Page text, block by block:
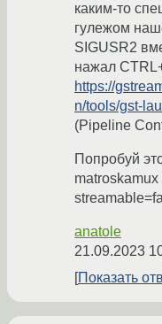
каким-то
гулежом
SIGUSR2
нажал
https://
n/tools/gst-
(Pipeline
Попробуй
matroskamux
anatole
21.09.2023
Показать